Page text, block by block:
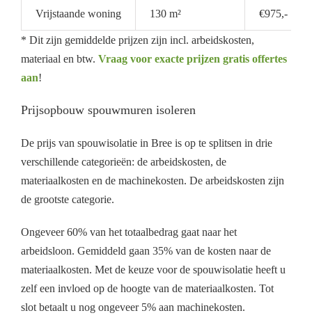
Vrijstaande woning 130 m² €975,-
* Dit zijn gemiddelde prijzen zijn incl. arbeidskosten,
materiaal en btw. Vraag voor exacte prijzen gratis offertes
aan!
Prijsopbouw spouwmuren isoleren
De prijs van spouwisolatie in Bree is op te splitsen in drie
verschillende categorieën: de arbeidskosten, de
materiaalkosten en de machinekosten. De arbeidskosten zijn
de grootste categorie.
Ongeveer 60% van het totaalbedrag gaat naar het
arbeidsloon. Gemiddeld gaan 35% van de kosten naar de
materiaalkosten. Met de keuze voor de spouwisolatie heeft u
zelf een invloed op de hoogte van de materiaalkosten. Tot
slot betaalt u nog ongeveer 5% aan machinekosten.